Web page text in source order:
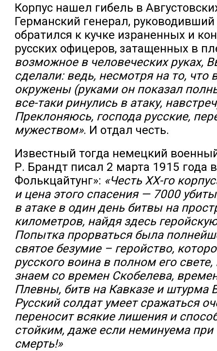
Корпус нашел гибель в
Германский генерал,
обратился к кучке израненных и
русских офицеров, затащенных в
возможное в человеческих руках,
сделали: ведь, несмотря на то, что
окружены (руками он показал
все-таки ринулись в атаку,
Преклоняюсь, господа русские,
мужеством». И отдал честь.
Известный тогда немецкий
Р. Брандт писал 2 марта 1915 года
Фолькцайтунг»: «Честь ХХ-го
и цена этого спасения — 7000
в атаке в один день битвы на
километров, найдя здесь
Попытка прорваться была
святое безумие – геройство,
русского воина в полном его
знаем со времен Скобелева,
Плевны, битв на Кавказе и штурма
Русский солдат умеет сражаться
переносит всякие лишения и
стойким, даже если неминуема при
смерть!»